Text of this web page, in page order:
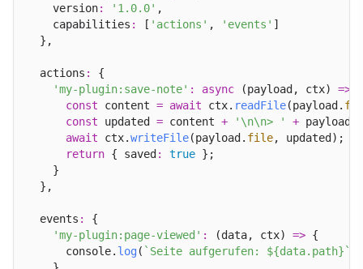
    version
: '1.0.0' ,
    capabilities
: [ 'actions' , 'events' ]
  },
  actions
:
{
'my-plugin:save-note' : async (payload, ctx) =>
const content = await ctx. readFile(payload.
const updated = content + '\n\n> ' + payload.
await ctx.writeFile(payload. file, updated);
return { saved : true };
    }
  },
  events
:
{
'my-plugin:page-viewed' : (data, ctx) => {
      console.
log( `Seite aufgerufen: ${data.path}`